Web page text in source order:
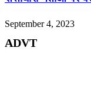
September 4, 2023
ADVT